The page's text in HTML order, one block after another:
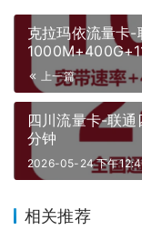
克拉玛依流量卡
上一篇
四川流量卡-联
分钟
2026-05-24 下午
相关推荐